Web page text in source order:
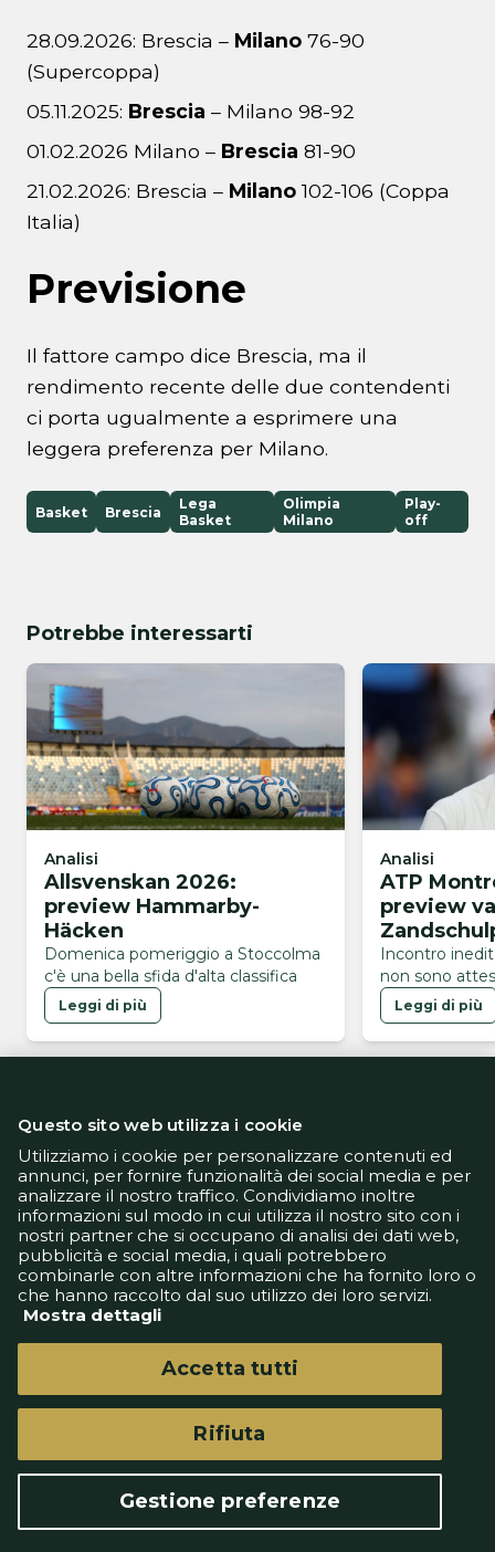
28.09.2026: Brescia – Milano 76-90
(Supercoppa)
05.11.2025: Brescia – Milano 98-92
01.02.2026 Milano – Brescia 81-90
21.02.2026: Brescia – Milano102-106 (Coppa
Italia)
Previsione
Il fattore campo dice Brescia, ma il
rendimento recente delle due contendenti
ci porta ugualmente a esprimere una
leggera preferenza per Milano.
Basket Brescia
Lega
Basket
Olimpia
Milano
Play-
off
Potrebbe interessarti
Analisi
Allsvenskan 2026:
preview Hammarby-
Häcken
Domenica pomeriggio a Stoccolma
c'è una bella sfida d'alta classifica
Leggi di più
Analisi
ATP
preview
Incontro
non sono
Leggi di più
Informativa Privacy
Informativa Cookie
Tech App
Gestione preferenze
support@goldbetlive.it
GoldBetlive è un sito di GBO Italy Spa
Questo sito non rappresenta una testata
giornalistica in quanto viene aggiornato senza
alcuna periodicità.
Questo sito web utilizza i cookie
Utilizziamo i cookie per personalizzare contenuti ed
annunci, per fornire funzionalità dei social media e per
analizzare il nostro traffico. Condividiamo inoltre
informazioni sul modo in cui utilizza il nostro sito con i
nostri partner che si occupano di analisi dei dati web,
pubblicità e social media, i quali potrebbero
combinarle con altre informazioni che ha fornito loro o
che hanno raccolto dal suo utilizzo dei loro servizi.
Mostra dettagli
Gestione preferenze
Rifiuta
Accetta tutti